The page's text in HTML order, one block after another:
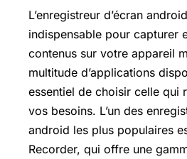
L’enregistreur d’écran
indispensable pour capturer
contenus sur votre appareil
multitude d’applications
essentiel de choisir celle qui
vos besoins. L’un des
android les plus populaires
Recorder, qui offre une